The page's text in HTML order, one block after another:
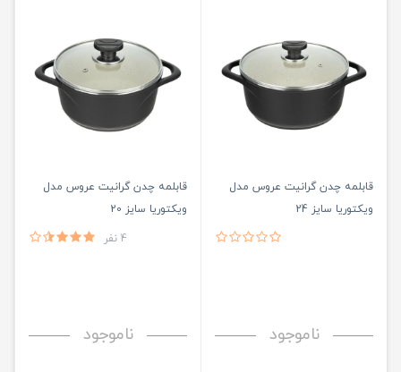
قابلمه چدن گرانیت عروس مدل
ویکتوریا سایز 24
ناموجود
قابلمه چدن گرانیت عروس مدل
ویکتوریا سایز 20
4 نفر
ناموجود